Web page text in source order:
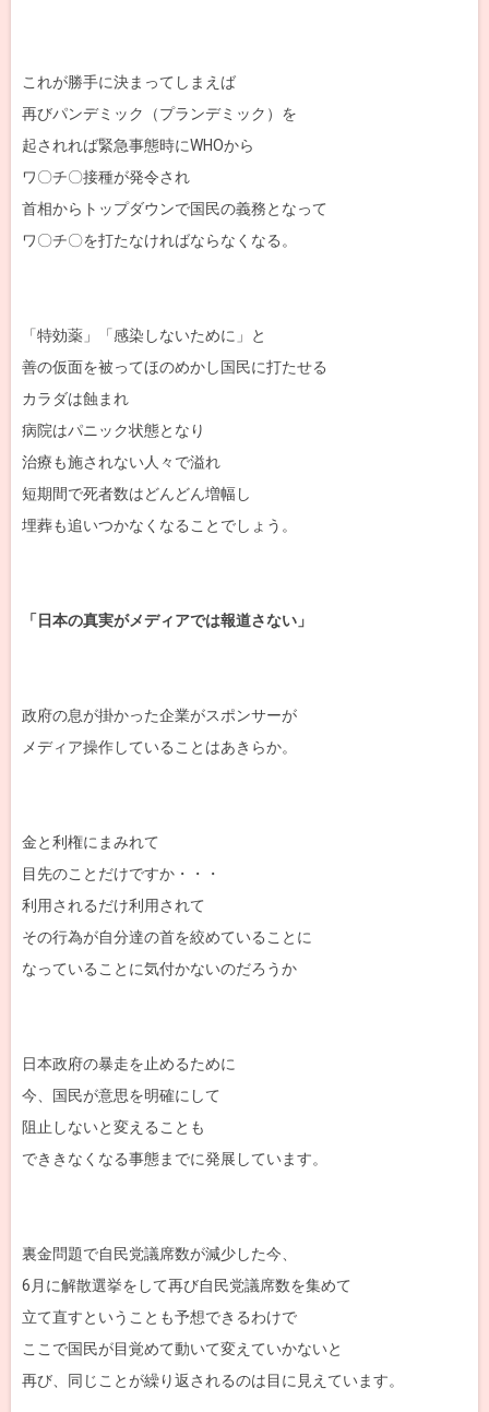
これが勝手に決まってしまえば
再びパンデミック（プランデミック）を
起されれば緊急事態時にWHOから
ワ〇チ〇接種が発令され
首相からトップダウンで国民の義務となって
ワ〇チ〇を打たなければならなくなる。
「特効薬」「感染しないために」と
善の仮面を被ってほのめかし国民に打たせる
カラダは蝕まれ
病院はパニック状態となり
治療も施されない人々で溢れ
短期間で死者数はどんどん増幅し
埋葬も追いつかなくなることでしょう。
「日本の真実がメディアでは報道さない」
政府の息が掛かった企業がスポンサーが
メディア操作していることはあきらか。
金と利権にまみれて
目先のことだけですか・・・
利用されるだけ利用されて
その行為が自分達の首を絞めていることに
なっていることに気付かないのだろうか
日本政府の暴走を止めるために
今、国民が意思を明確にして
阻止しないと変えることも
でききなくなる事態までに発展しています。
裏金問題で自民党議席数が減少した今、
6月に解散選挙をして再び自民党議席数を集めて
立て直すということも予想できるわけで
ここで国民が目覚めて動いて変えていかないと
再び、同じことが繰り返されるのは目に見えています。